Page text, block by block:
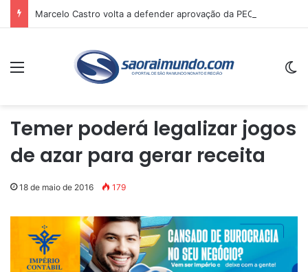
Menu
Temer poderá legalizar jogos
de azar para gerar receita
18 de maio de 2016 179